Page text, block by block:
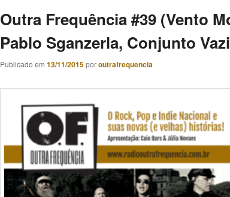
Outra Frequência #39 (Vento
Pablo Sganzerla, Conjunto
Publicado em 13/11/2015poroutrafrequencia